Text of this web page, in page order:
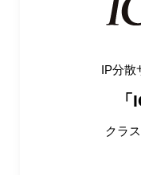
IP分散
クラ